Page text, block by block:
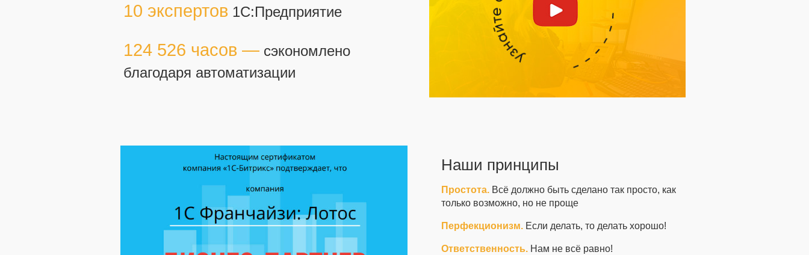
10 экспертов 1С:Предприятие
124 526 часов — сэкономлено
благодаря автоматизации
Наши принципы
Простота.Всё должно быть сделано так просто, как
только возможно, но не проще
Перфекционизм.Если делать, то делать хорошо!
Ответственность.Нам не всё равно!